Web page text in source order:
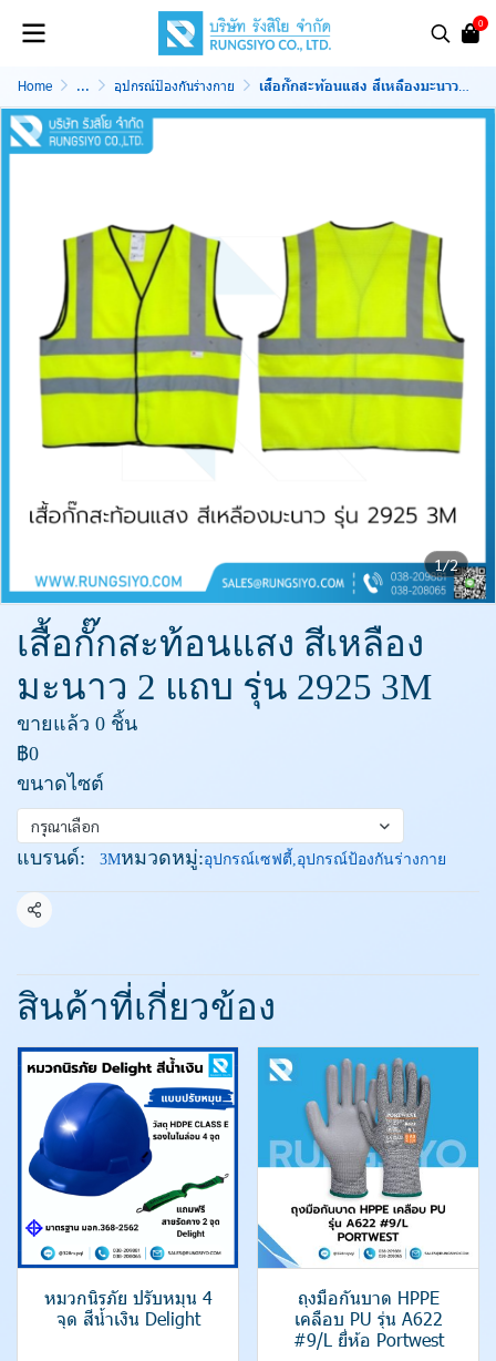
0
Home ... อุปกรณ์ป้องกันร่างกาย เสื้อกั๊กสะท้อนแสง สีเหลืองมะนาว 2 แถบ รุ่น 2925 3M
1/2
เสื้อกั๊กสะท้อนแสง สีเหลือง
มะนาว 2 แถบ รุ่น 2925 3M
ขายแล้ว 0 ชิ้น
฿0
ขนาดไซต์
กรุณาเลือก
แบรนด์: 3Mหมวดหมู่:อุปกรณ์เซฟตี้,อุปกรณ์ป้องกันร่างกาย
แชร์
สินค้าที่เกี่ยวข้อง
หมวกนิรภัย ปรับหมุน 4
จุด สีน้ำเงิน Delight
ถุงมือกันบาด HPPE
เคลือบ PU รุ่น A622
#9/L ยี่ห้อ Portwest